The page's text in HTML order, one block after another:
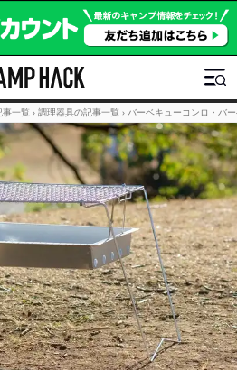
事一覧 › 調理器具の記事一覧 › バーベキューコンロ・バ